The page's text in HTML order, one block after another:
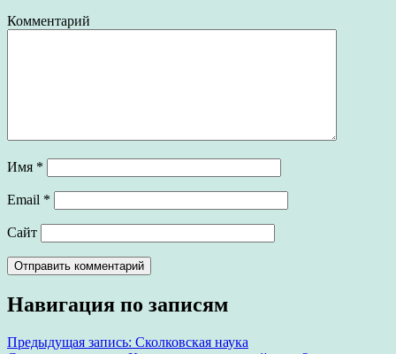
Комментарий
Имя *
Email *
Сайт
Навигация по записям
Предыдущая запись: Сколковская наука